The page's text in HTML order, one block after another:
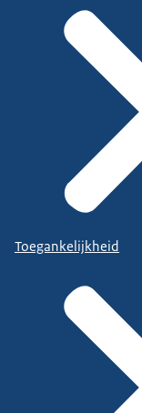
Toegankelijkheid